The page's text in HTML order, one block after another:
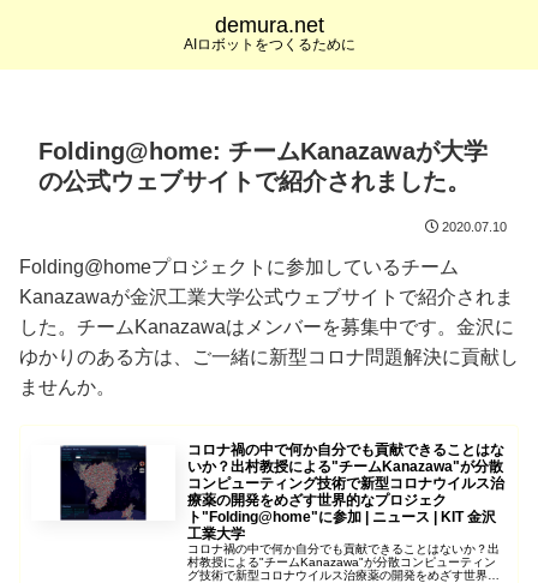
demura.net
AIロボットをつくるために
Folding@home: チームKanazawaが大学
の公式ウェブサイトで紹介されました。
2020.07.10
Folding@homeプロジェクトに参加しているチーム
Kanazawaが金沢工業大学公式ウェブサイトで紹介されま
した。チームKanazawaはメンバーを募集中です。金沢に
ゆかりのある方は、ご一緒に新型コロナ問題解決に貢献し
ませんか。
コロナ禍の中で何か自分でも貢献できることはな
いか？出村教授による"チームKanazawa"が分散
コンピューティング技術で新型コロナウイルス治
療薬の開発をめざす世界的なプロジェク
ト"Folding@home"に参加 | ニュース | KIT 金沢
工業大学
コロナ禍の中で何か自分でも貢献できることはないか？出
村教授による"チームKanazawa"が分散コンピューティン
グ技術で新型コロナウイルス治療薬の開発をめざす世界的